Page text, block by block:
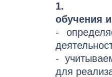
1. Мы
обучения
-
-
для